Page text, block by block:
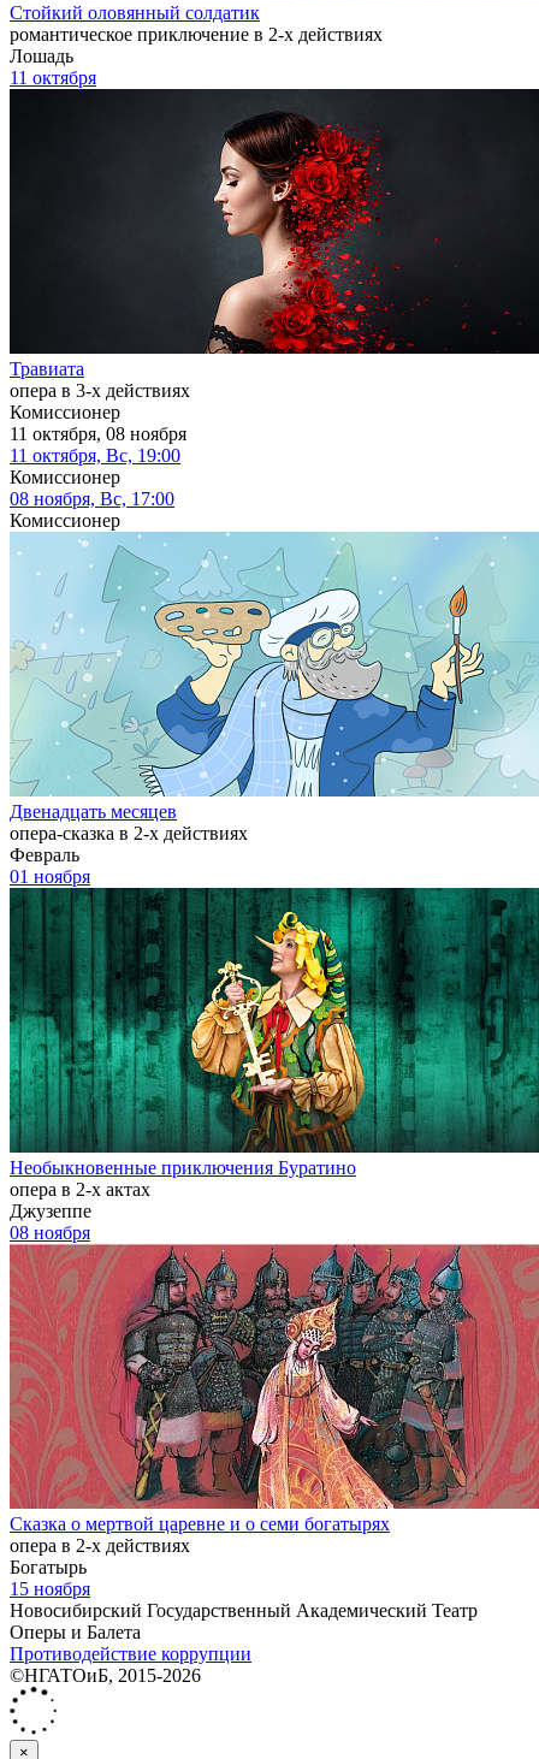
Стойкий оловянный солдатик
романтическое приключение в 2-х действиях
Лошадь
11 октября
Травиата
опера в 3-х действиях
Комиссионер
11 октября, 08 ноября
11 октября, Вс, 19:00
Комиссионер
08 ноября, Вс, 17:00
Комиссионер
Двенадцать месяцев
опера-сказка в 2-х действиях
Февраль
01 ноября
Необыкновенные приключения Буратино
опера в 2-х актах
Джузеппе
08 ноября
Сказка о мертвой царевне и о семи богатырях
опера в 2-х действиях
Богатырь
15 ноября
Новосибирский Государственный Академический Театр
Оперы и Балета
Противодействие коррупции
©НГАТОиБ, 2015-2026
×